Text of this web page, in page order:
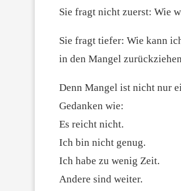
Sie fragt nicht zuerst: Wie
Sie fragt tiefer: Wie kann
in den Mangel
Denn Mangel ist nicht nur
Gedanken wie:
Es reicht nicht.
Ich bin nicht genug.
Ich habe zu wenig Zeit.
Andere sind weiter.